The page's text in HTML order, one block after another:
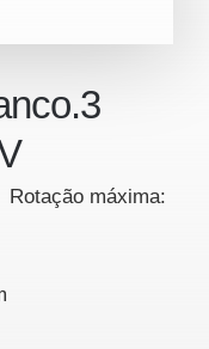
Rotação máxima: